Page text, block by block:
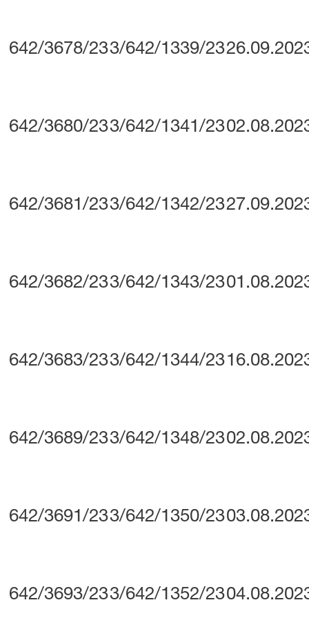
642/3678/233/642/1339/23
642/3680/233/642/1341/23
642/3681/233/642/1342/23
642/3682/233/642/1343/23
642/3683/233/642/1344/23
642/3689/233/642/1348/23
642/3691/233/642/1350/23
642/3693/233/642/1352/23